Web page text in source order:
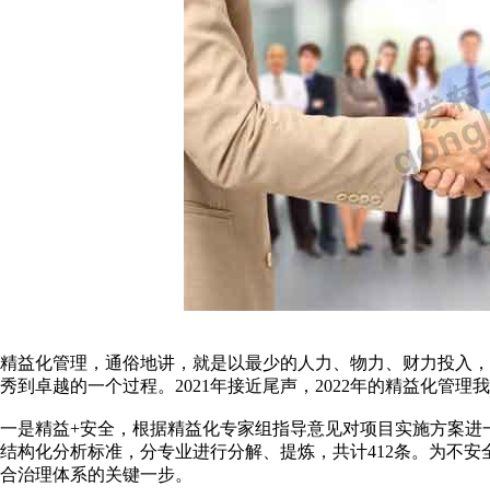
精益化管理，通俗地讲，就是以最少的人力、物力、财力投入
秀到卓越的一个过程。2021年接近尾声，2022年的精益化管理
一是精益+安全，根据精益化专家组指导意见对项目实施方案
结构化分析标准，分专业进行分解、提炼，共计412条。为不
合治理体系的关键一步。